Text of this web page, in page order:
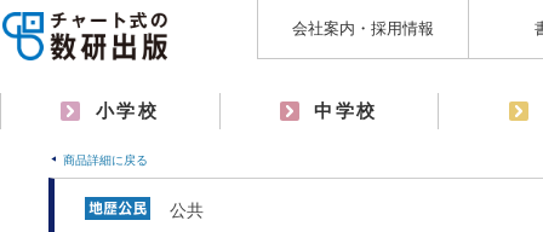
会社案内・採用情報
小学校 中学校
商品詳細に戻る
公共